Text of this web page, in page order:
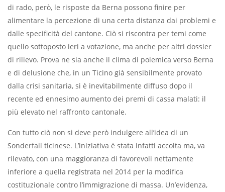
di rado, però, le risposte da Berna possono finire per
alimentare la percezione di una certa distanza dai problemi e
dalle specificità del cantone. Ciò si riscontra per temi come
quello sottoposto ieri a votazione, ma anche per altri dossier
di rilievo. Prova ne sia anche il clima di polemica verso Berna
e di delusione che, in un Ticino già sensibilmente provato
dalla crisi sanitaria, si è inevitabilmente diffuso dopo il
recente ed ennesimo aumento dei premi di cassa malati: il
più elevato nel raffronto cantonale.
Con tutto ciò non si deve però indulgere all’idea di un
Sonderfall ticinese. L’iniziativa è stata infatti accolta ma, va
rilevato, con una maggioranza di favorevoli nettamente
inferiore a quella registrata nel 2014 per la modifica
costituzionale contro l’immigrazione di massa. Un’evidenza,